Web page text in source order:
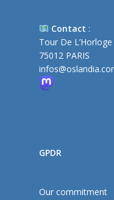
Contact :
Tour De
75012 PARIS
GPDR
Our commitment